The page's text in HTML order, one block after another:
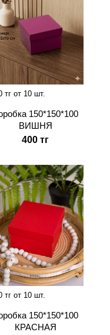
тг от 10 шт.
150*150*100
ВИШНЯ
400 тг
тг от 10 шт.
150*150*100
КРАСНАЯ